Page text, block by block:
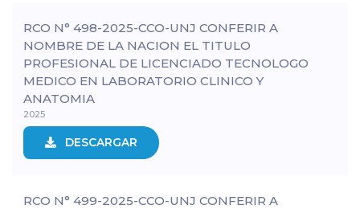
RCO N° 498-2025-CCO-UNJ CONFERIR A
NOMBRE DE LA NACION EL TITULO
PROFESIONAL DE LICENCIADO TECNOLOGO
MEDICO EN LABORATORIO CLINICO Y
ANATOMIA
2025
DESCARGAR
RCO N° 499-2025-CCO-UNJ CONFERIR A